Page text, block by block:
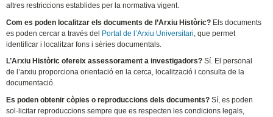
altres restriccions establides per la normativa vigent.
Com es poden localitzar els documents de l’Arxiu Històric? Els documents
es poden cercar a través del Portal de l’Arxiu Universitari , que permet
identificar i localitzar fons i sèries documentals.
L’Arxiu Històric ofereix assessorament a investigadors?Sí. El personal
de l’arxiu proporciona orientació en la cerca, localització i consulta de la
documentació.
Es poden obtenir còpies o reproduccions dels documents?Sí, es poden
sol·licitar reproduccions sempre que es respecten les condicions legals,